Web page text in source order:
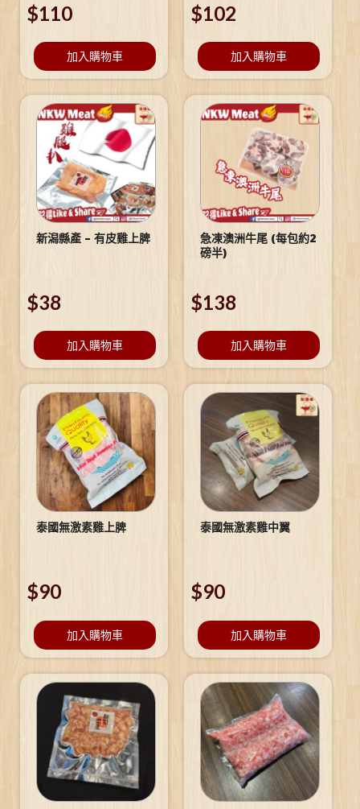
$110
加入購物車
$102
加入購物車
新潟縣產 – 有皮雞上脾
$38
加入購物車
急凍澳洲牛尾 (每包約2
磅半)
$138
加入購物車
泰國無激素雞上脾
$90
加入購物車
泰國無激素雞中翼
$90
加入購物車